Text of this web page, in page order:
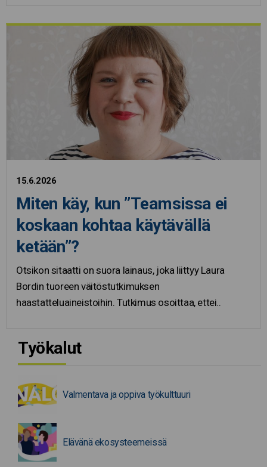
15.6.2026
Miten käy, kun ”Teamsissa ei
koskaan kohtaa käytävällä
ketään”?
Otsikon sitaatti on suora lainaus, joka liittyy Laura
Bordin tuoreen väitöstutkimuksen
haastatteluaineistoihin. Tutkimus osoittaa, ettei..
Työkalut
Valmentava ja oppiva työkulttuuri
Elävänä ekosysteemeissä